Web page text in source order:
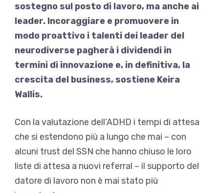
sostegno sul posto di lavoro, ma anche ai
leader. Incoraggiare e promuovere in
modo proattivo i talenti dei leader del
neurodiverse pagherà i dividendi in
termini di innovazione e, in definitiva, la
crescita del business, sostiene Keira
Wallis.
Con la valutazione dell’ADHD i tempi di attesa
che si estendono più a lungo che mai – con
alcuni trust del SSN che hanno chiuso le loro
liste di attesa a nuovi referral – il supporto del
datore di lavoro non è mai stato più